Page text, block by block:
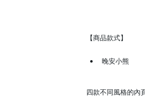
【商品款式】
晚安小熊
四款不同風格的內